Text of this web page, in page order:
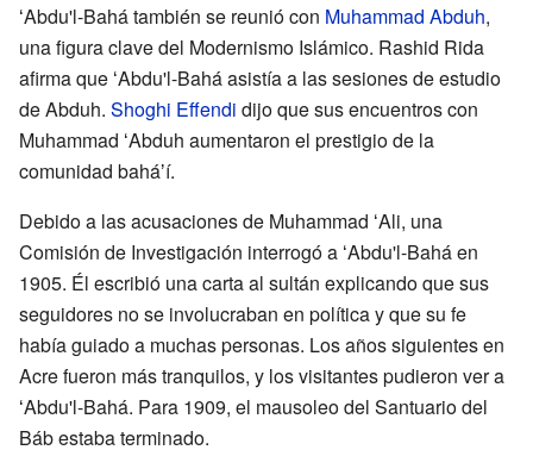
ʻAbdu'l-Bahá también se reunió con Muhammad Abduh,
una figura clave del Modernismo Islámico. Rashid Rida
afirma que ʻAbdu'l-Bahá asistía a las sesiones de estudio
de Abduh. Shoghi Effendi dijo que sus encuentros con
Muhammad ʻAbduh aumentaron el prestigio de la
comunidad baháʼí.
Debido a las acusaciones de Muhammad ʻAli, una
Comisión de Investigación interrogó a ʻAbdu'l-Bahá en
1905. Él escribió una carta al sultán explicando que sus
seguidores no se involucraban en política y que su fe
había guiado a muchas personas. Los años siguientes en
Acre fueron más tranquilos, y los visitantes pudieron ver a
ʻAbdu'l-Bahá. Para 1909, el mausoleo del Santuario del
Báb estaba terminado.